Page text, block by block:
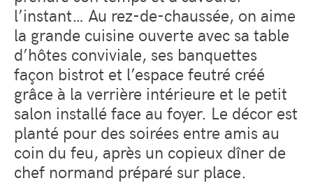
l’instant… Au rez-de-chaussée, on aime
la grande cuisine ouverte avec sa table
d’hôtes conviviale, ses banquettes
façon bistrot et l’espace feutré créé
grâce à la verrière intérieure et le petit
salon installé face au foyer. Le décor est
planté pour des soirées entre amis au
coin du feu, après un copieux dîner de
chef normand préparé sur place.